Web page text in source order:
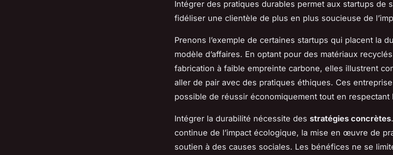
Intégrer des pratiques durables permet aux startups de
fidéliser une clientèle de plus en plus soucieuse de
Prenons l’exemple de certaines startups qui placent la
modèle d’affaires. En optant pour des matériaux
fabrication à faible empreinte carbone, elles illustrent
aller de pair avec des pratiques éthiques. Ces
possible de réussir économiquement tout en respectant
Intégrer la durabilité nécessite des stratégies concrètes
continue de l’impact écologique, la mise en œuvre de
soutien à des causes sociales. Les bénéfices ne se